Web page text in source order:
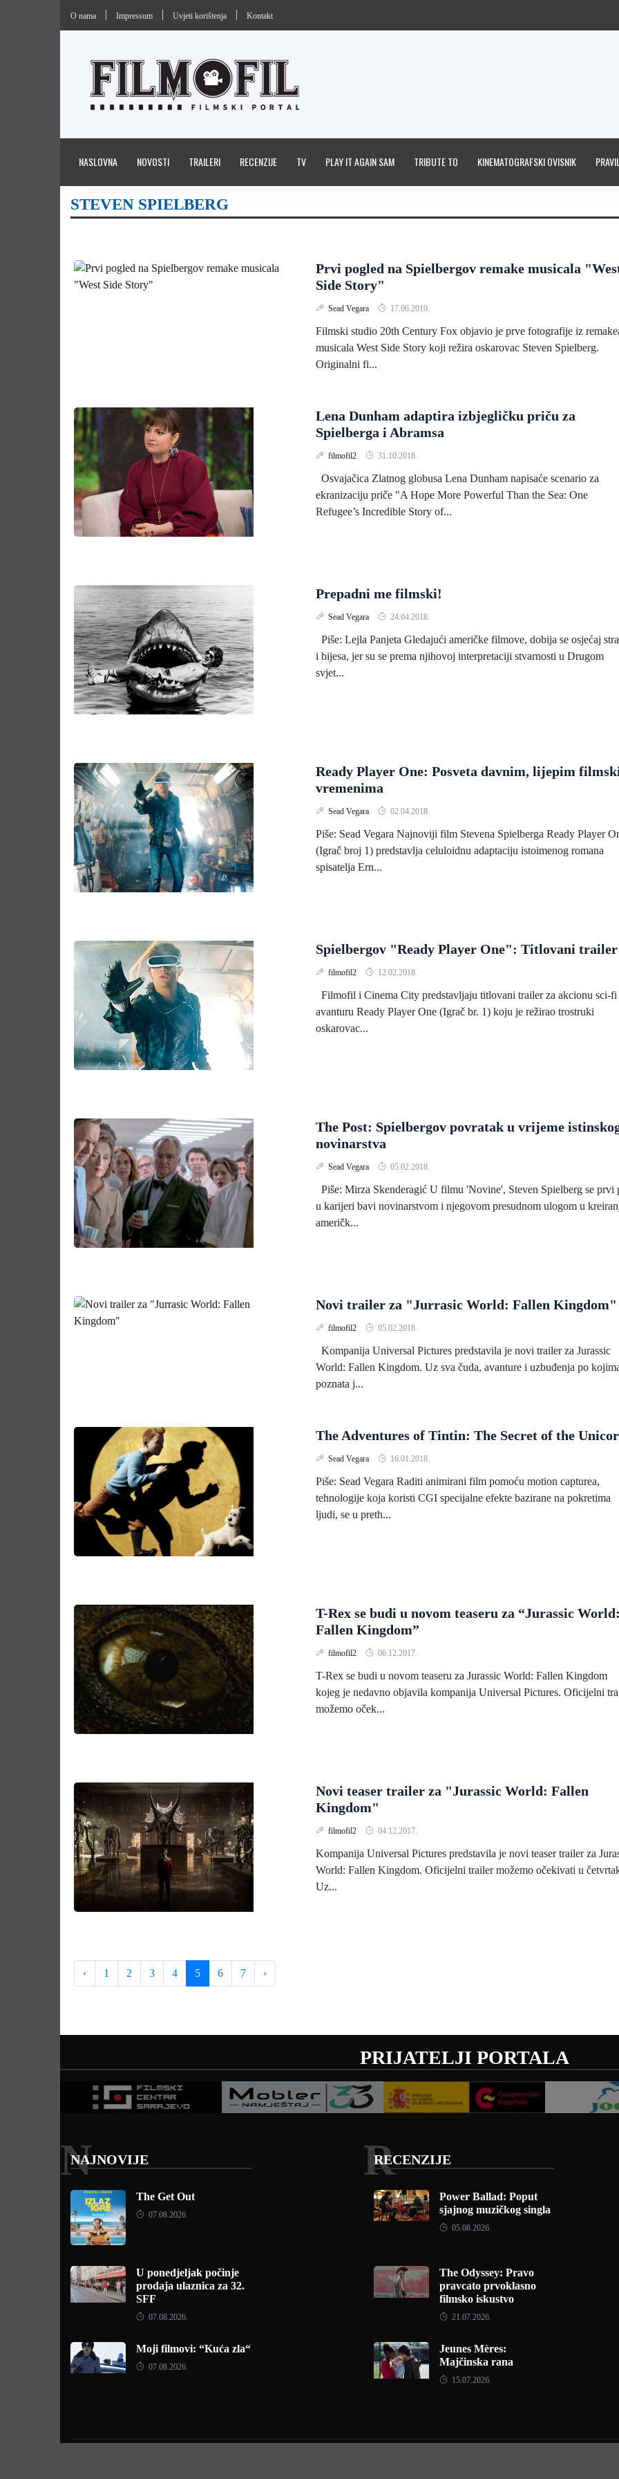
O nama Impressum Uvjeti korištenja Kontakt
NASLOVNA NOVOSTI TRAILERI RECENZIJE TV PLAY IT AGAIN SAM TRIBUTE TO KINEMATOGRAFSKI OVISNIK
STEVEN SPIELBERG
Prvi pogled na Spielbergov remake musicala
Side Story"
Sead Vegara 17.06.2019.
Filmski studio 20th Century Fox objavio je prve fotografije iz
musicala West Side Story koji režira oskarovac Steven Spielberg.
Originalni fi...
Lena Dunham adaptira izbjegličku priču za
Spielberga i Abramsa
filmofil2 31.10.2018.
Osvajačica Zlatnog globusa Lena Dunham napisaće scenario za
ekranizaciju priče "A Hope More Powerful Than the Sea: One
Refugee’s Incredible Story of...
Prepadni me filmski!
Sead Vegara 24.04.2018.
Piše: Lejla Panjeta Gledajući američke filmove, dobija se osjećaj
i bijesa, jer su se prema njihovoj interpretaciji stvarnosti u Drugom
svjet...
Ready Player One: Posveta davnim, lijepim
vremenima
Sead Vegara 02.04.2018.
Piše: Sead Vegara Najnoviji film Stevena Spielberga Ready Player
(Igrač broj 1) predstavlja celuloidnu adaptaciju istoimenog romana
spisatelja Ern...
Spielbergov "Ready Player One": Titlovani trailer
filmofil2 12.02.2018.
Filmofil i Cinema City predstavljaju titlovani trailer za akcionu sci-fi
avanturu Ready Player One (Igrač br. 1) koju je režirao trostruki
oskarovac...
The Post: Spielbergov povratak u vrijeme
novinarstva
Sead Vegara 05.02.2018.
Piše: Mirza Skenderagić U filmu 'Novine', Steven Spielberg se prvi
u karijeri bavi novinarstvom i njegovom presudnom ulogom u
američk...
Novi trailer za "Jurrasic World: Fallen Kingdom"
filmofil2 05.02.2018.
Kompanija Universal Pictures predstavila je novi trailer za Jurassic
World: Fallen Kingdom. Uz sva čuda, avanture i uzbuđenja po
poznata j...
The Adventures of Tintin: The Secret of the
Sead Vegara 16.01.2018.
Piše: Sead Vegara Raditi animirani film pomoću motion capturea,
tehnologije koja koristi CGI specijalne efekte bazirane na pokretima
ljudi, se u preth...
T-Rex se budi u novom teaseru za “Jurassic World:
Fallen Kingdom”
filmofil2 06.12.2017.
T-Rex se budi u novom teaseru za Jurassic World: Fallen Kingdom
kojeg je nedavno objavila kompanija Universal Pictures. Oficijelni
možemo oček...
Novi teaser trailer za "Jurassic World: Fallen
Kingdom"
filmofil2 04.12.2017.
Kompanija Universal Pictures predstavila je novi teaser trailer za
World: Fallen Kingdom. Oficijelni trailer možemo očekivati u
Uz...
‹ 1 2 3 4 5 6 7 ›
PRIJATELJI PORTALA
NAJNOVIJE
N
The Get Out
07.08.2026.
U ponedjeljak počinje
prodaja ulaznica za 32.
SFF
07.08.2026.
Moji filmovi: “Kuća zla“
07.08.2026.
RECENZIJE
R
Power Ballad: Poput
sjajnog muzičkog singla
05.08.2026.
The Odyssey: Pravo
pravcato prvoklasno
filmsko iskustvo
21.07.2026.
Jeunes Mères:
Majčinska rana
15.07.2026.